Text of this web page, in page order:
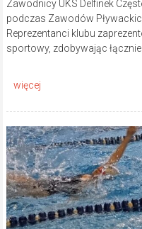
Zawodnicy UKS Delfinek
podczas Zawodów
Reprezentanci klubu
sportowy, zdobywając